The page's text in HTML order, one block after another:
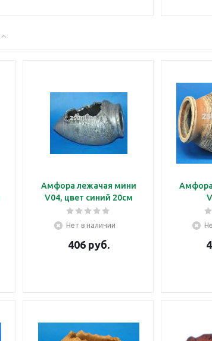
Амфора лежачая мини
V04, цвет синий 20см
Нет в наличии
406руб.